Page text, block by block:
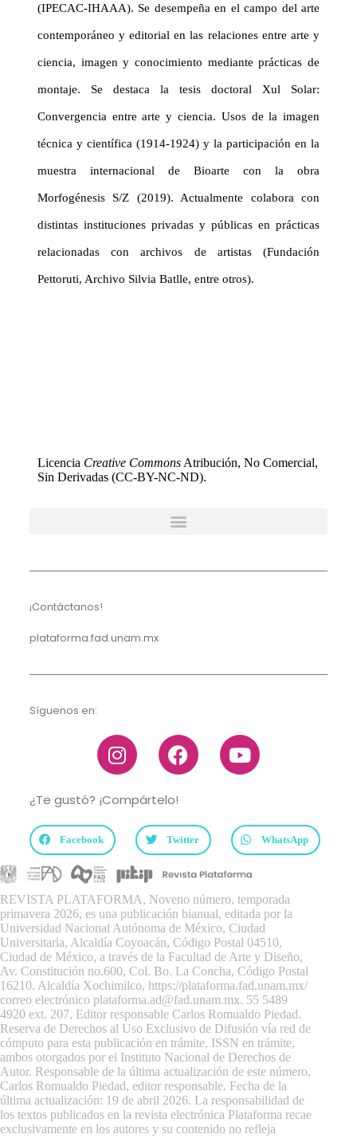
(IPECAC-IHAAA). Se desempeña en el campo del arte
contemporáneo y editorial en las relaciones entre arte y
ciencia, imagen y conocimiento mediante prácticas de
montaje. Se destaca la tesis doctoral Xul Solar:
Convergencia entre arte y ciencia. Usos de la imagen
técnica y científica (1914-1924) y la participación en la
muestra internacional de Bioarte con la obra
Morfogénesis S/Z (2019). Actualmente colabora con
distintas instituciones privadas y públicas en prácticas
relacionadas con archivos de artistas (Fundación
Pettoruti, Archivo Silvia Batlle, entre otros).
Licencia Creative CommonsAtribución, No Comercial,
Sin Derivadas (CC-BY-NC-ND).
¡Contáctanos!
plataforma.fad.unam.mx
Síguenos en:
¿Te gustó? ¡Compártelo!
Facebook Twitter WhatsApp
REVISTA PLATAFORMA, Noveno número, temporada
primavera 2026, es una publicación bianual, editada por la
Universidad Nacional Autónoma de México, Ciudad
Universitaria, Alcaldía Coyoacán, Código Postal 04510,
Ciudad de México, a través de la Facultad de Arte y Diseño,
Av. Constitución no.600, Col. Bo. La Concha, Código Postal
16210. Alcaldía Xochimilco, https://plataforma.fad.unam.mx/
correo electrónico plataforma.ad@fad.unam.mx. 55 5489
4920 ext. 207, Editor responsable Carlos Romualdo Piedad.
Reserva de Derechos al Uso Exclusivo de Difusión vía red de
cómputo para esta publicación en trámite, ISSN en trámite,
ambos otorgados por el Instituto Nacional de Derechos de
Autor. Responsable de la última actualización de este número,
Carlos Romualdo Piedad, editor responsable. Fecha de la
última actualización: 19 de abril 2026. La responsabilidad de
los textos publicados en la revista electrónica Plataforma recae
exclusivamente en los autores y su contenido no refleja